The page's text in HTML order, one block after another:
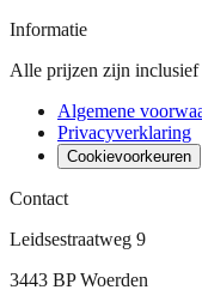
Informatie
Alle prijzen zijn
Algemene
Privacyverklaring
Cookievoorkeuren
Contact
Leidsestraatweg 9
3443 BP Woerden